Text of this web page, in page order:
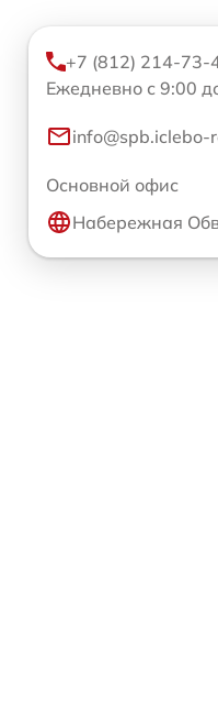
+7 (812) 214-73-
Ежедневно с 9:00
Основной офис
Набережная